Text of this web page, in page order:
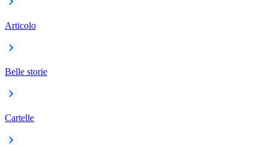
Articolo
Belle storie
Cartelle